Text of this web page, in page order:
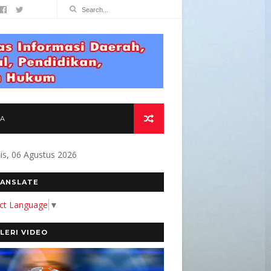
KAMI MEMBANGUN MEDIA
06 Agustus 2026
Language ▼
VIDEO